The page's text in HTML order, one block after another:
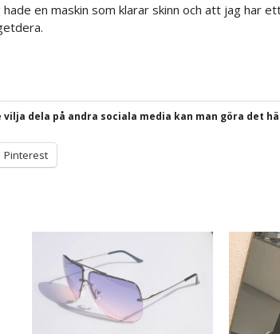
en maskin som klarar skinn och att jag har
dela på andra sociala media kan man göra det
Pinterest